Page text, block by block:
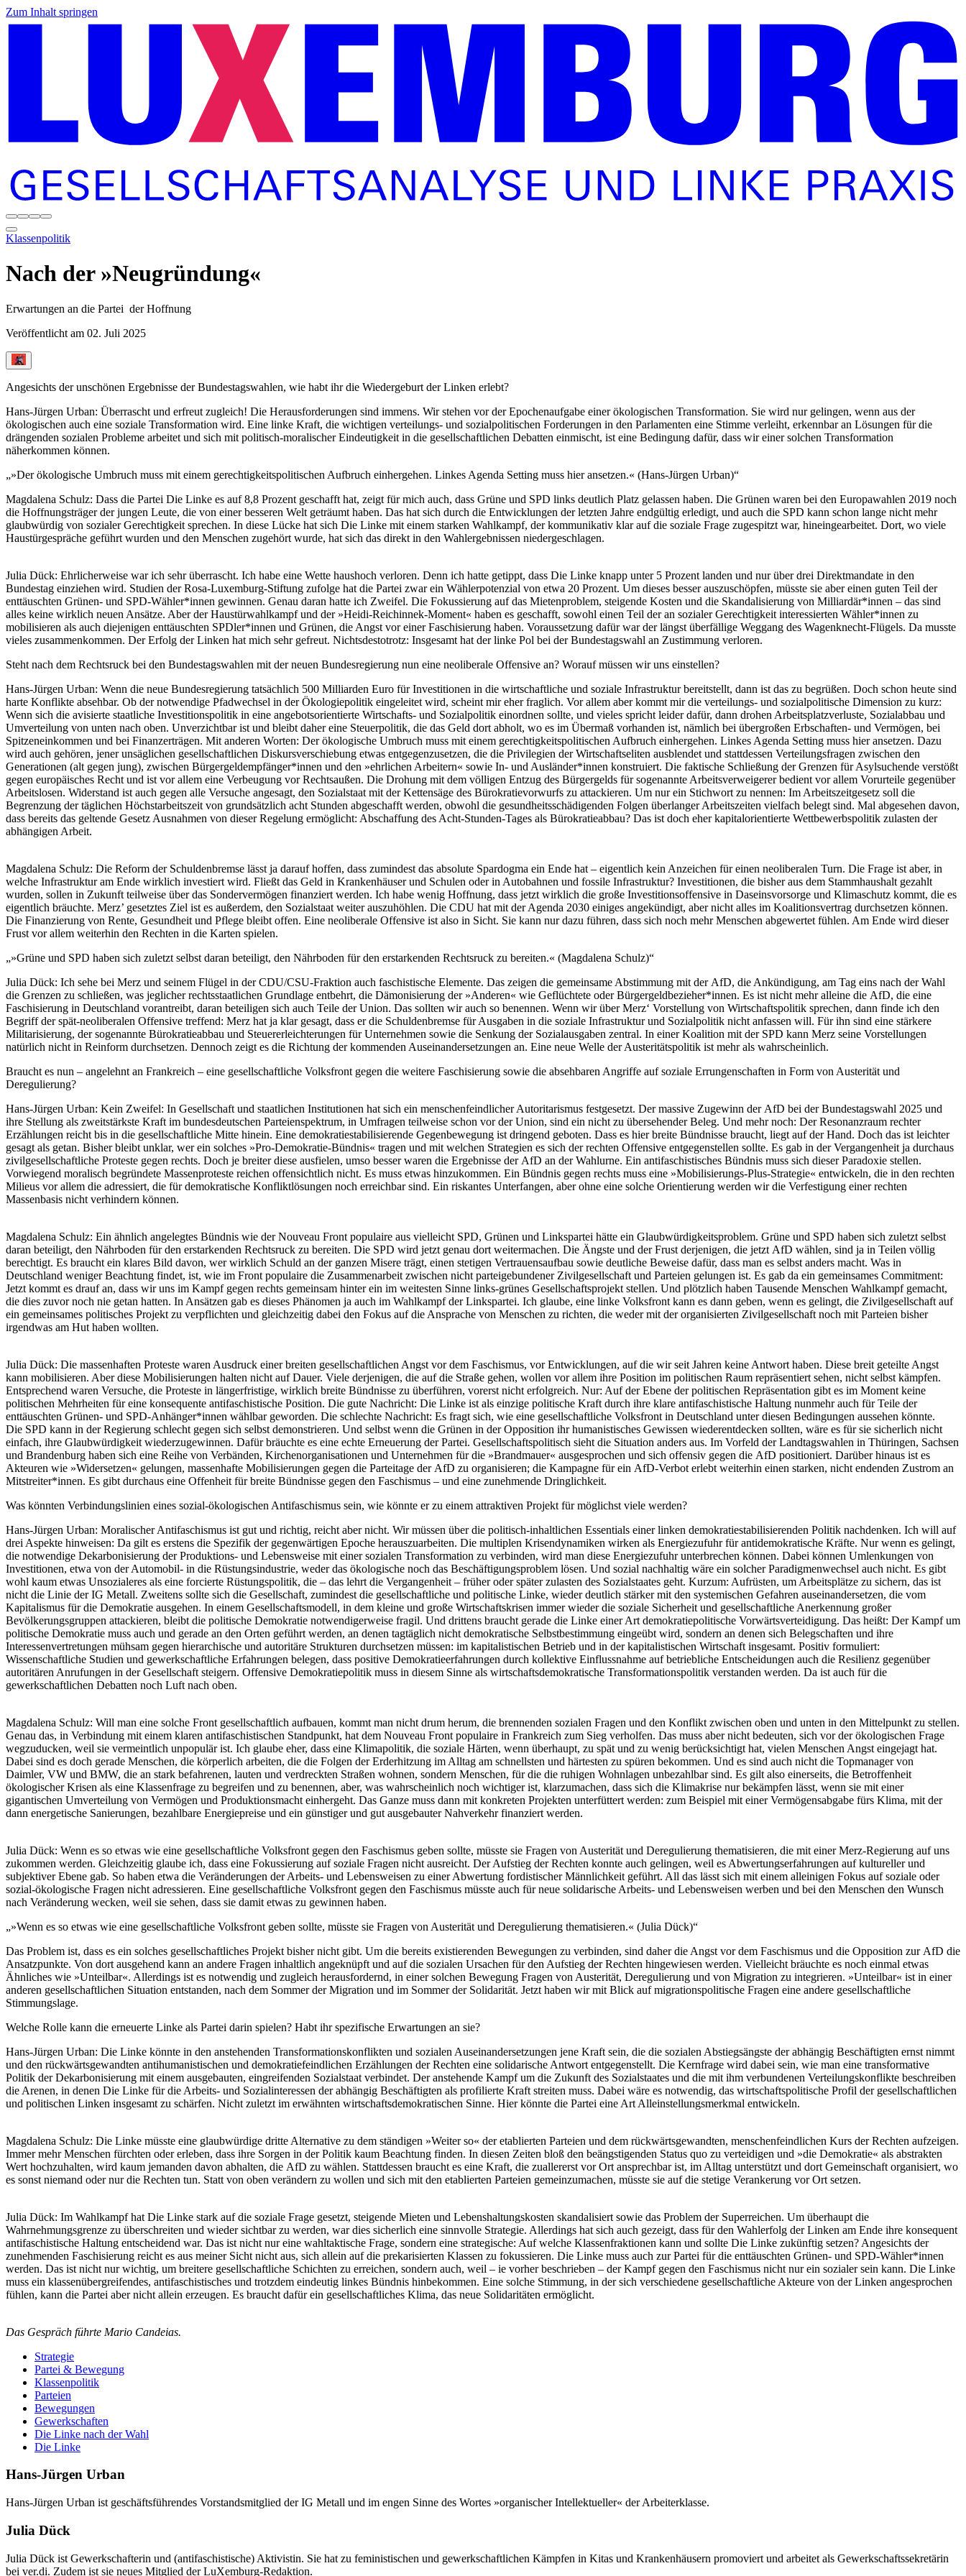
Zum Inhalt springen
Klassenpolitik
Nach der »Neugründung«
Erwartungen an die Partei der Hoffnung
Veröffentlicht am 02. Juli 2025
Angesichts der unschönen Ergebnisse der Bundestagswahlen, wie habt ihr die Wiedergeburt der Linken erlebt?
Hans-Jürgen Urban: Überrascht und erfreut zugleich! Die Herausforderungen sind immens. Wir stehen vor der Epochenaufgabe einer ökologischen Transformation. Sie wird nur gelingen, wenn aus der
ökologischen auch eine soziale Transformation wird. Eine linke Kraft, die wichtigen verteilungs- und sozialpolitischen Forderungen in den Parlamenten eine Stimme verleiht, erkennbar an Lösungen für die
drängenden sozialen Probleme arbeitet und sich mit politisch-moralischer Eindeutigkeit in die gesellschaftlichen Debatten einmischt, ist eine Bedingung dafür, dass wir einer solchen Transformation
näherkommen können.
»Der ökologische Umbruch muss mit einem gerechtigkeitspolitischen Aufbruch einhergehen. Linkes Agenda Setting muss hier ansetzen.« (Hans-Jürgen Urban)
Magdalena Schulz: Dass die Partei Die Linke es auf 8,8 Prozent geschafft hat, zeigt für mich auch, dass Grüne und SPD links deutlich Platz gelassen haben. Die Grünen waren bei den Europawahlen 2019 noch
die Hoffnungsträger der jungen Leute, die von einer besseren Welt geträumt haben. Das hat sich durch die Entwicklungen der letzten Jahre endgültig erledigt, und auch die SPD kann schon lange nicht mehr
glaubwürdig von sozialer Gerechtigkeit sprechen. In diese Lücke hat sich Die Linke mit einem starken Wahlkampf, der kommunikativ klar auf die soziale Frage zugespitzt war, hineingearbeitet. Dort, wo viele
Haustürgespräche geführt wurden und den Menschen zugehört wurde, hat sich das direkt in den Wahlergebnissen niedergeschlagen.
Julia Dück: Ehrlicherweise war ich sehr überrascht. Ich habe eine Wette haushoch verloren. Denn ich hatte getippt, dass Die Linke knapp unter 5 Prozent landen und nur über drei Direktmandate in den
Bundestag einziehen wird. Studien der Rosa-Luxemburg-Stiftung zufolge hat die Partei zwar ein Wählerpotenzial von etwa 20 Prozent. Um dieses besser auszuschöpfen, müsste sie aber einen guten Teil der
enttäuschten Grünen- und SPD-Wähler*innen gewinnen. Genau daran hatte ich Zweifel. Die Fokussierung auf das Mietenproblem, steigende Kosten und die Skandalisierung von Milliardär*innen – das sind
alles keine wirklich neuen Ansätze. Aber der Haustürwahlkampf und der »Heidi-Reichinnek-Moment« haben es geschafft, sowohl einen Teil der an sozialer Gerechtigkeit interessierten Wähler*innen zu
mobilisieren als auch diejenigen enttäuschten SPDler*innen und Grünen, die Angst vor einer Faschisierung haben. Voraussetzung dafür war der längst überfällige Weggang des Wagenknecht-Flügels. Da musste
vieles zusammenkommen. Der Erfolg der Linken hat mich sehr gefreut. Nichtsdestotrotz: Insgesamt hat der linke Pol bei der Bundestagswahl an Zustimmung verloren.
Steht nach dem Rechtsruck bei den Bundestagswahlen mit der neuen Bundesregierung nun eine neoliberale Offensive an? Worauf müssen wir uns einstellen?
Hans-Jürgen Urban: Wenn die neue Bundesregierung tatsächlich 500 Milliarden Euro für Investitionen in die wirtschaftliche und soziale Infrastruktur bereitstellt, dann ist das zu begrüßen. Doch schon heute sind
harte Konflikte absehbar. Ob der notwendige Pfadwechsel in der Ökologiepolitik eingeleitet wird, scheint mir eher fraglich. Vor allem aber kommt mir die verteilungs- und sozialpolitische Dimension zu kurz:
Wenn sich die avisierte staatliche Investitionspolitik in eine angebotsorientierte Wirtschafts- und Sozialpolitik einordnen sollte, und vieles spricht leider dafür, dann drohen Arbeitsplatzverluste, Sozialabbau und
Umverteilung von unten nach oben. Unverzichtbar ist und bleibt daher eine Steuerpolitik, die das Geld dort abholt, wo es im Übermaß vorhanden ist, nämlich bei übergroßen Erbschaften- und Vermögen, bei
Spitzeneinkommen und bei Finanzerträgen. Mit anderen Worten: Der ökologische Umbruch muss mit einem gerechtigkeitspolitischen Aufbruch einhergehen. Linkes Agenda Setting muss hier ansetzen. Dazu
wird auch gehören, jener unsäglichen gesellschaftlichen Diskursverschiebung etwas entgegenzusetzen, die die Privilegien der Wirtschaftseliten ausblendet und stattdessen Verteilungsfragen zwischen den
Generationen (alt gegen jung), zwischen Bürgergeldempfänger*innen und den »ehrlichen Arbeitern« sowie In- und Ausländer*innen konstruiert. Die faktische Schließung der Grenzen für Asylsuchende verstößt
gegen europäisches Recht und ist vor allem eine Verbeugung vor Rechtsaußen. Die Drohung mit dem völligen Entzug des Bürgergelds für sogenannte Arbeitsverweigerer bedient vor allem Vorurteile gegenüber
Arbeitslosen. Widerstand ist auch gegen alle Versuche angesagt, den Sozialstaat mit der Kettensäge des Bürokratievorwurfs zu attackieren. Um nur ein Stichwort zu nennen: Im Arbeitszeitgesetz soll die
Begrenzung der täglichen Höchstarbeitszeit von grundsätzlich acht Stunden abgeschafft werden, obwohl die gesundheitsschädigenden Folgen überlanger Arbeitszeiten vielfach belegt sind. Mal abgesehen davon,
dass bereits das geltende Gesetz Ausnahmen von dieser Regelung ermöglicht: Abschaffung des Acht-Stunden-Tages als Bürokratieabbau? Das ist doch eher kapitalorientierte Wettbewerbspolitik zulasten der
abhängigen Arbeit.
Magdalena Schulz: Die Reform der Schuldenbremse lässt ja darauf hoffen, dass zumindest das absolute Spardogma ein Ende hat – eigentlich kein Anzeichen für einen neoliberalen Turn. Die Frage ist aber, in
welche Infrastruktur am Ende wirklich investiert wird. Fließt das Geld in Krankenhäuser und Schulen oder in Autobahnen und fossile Infrastruktur? Investitionen, die bisher aus dem Stammhaushalt gezahlt
wurden, sollen in Zukunft teilweise über das Sondervermögen finanziert werden. Ich habe wenig Hoffnung, dass jetzt wirklich die große Investitionsoffensive in Daseinsvorsorge und Klimaschutz kommt, die es
eigentlich bräuchte. Merz’ gesetztes Ziel ist es außerdem, den Sozialstaat weiter auszuhöhlen. Die CDU hat mit der Agenda 2030 einiges angekündigt, aber nicht alles im Koalitionsvertrag durchsetzen können.
Die Finanzierung von Rente, Gesundheit und Pflege bleibt offen. Eine neoliberale Offensive ist also in Sicht. Sie kann nur dazu führen, dass sich noch mehr Menschen abgewertet fühlen. Am Ende wird dieser
Frust vor allem weiterhin den Rechten in die Karten spielen.
»Grüne und SPD haben sich zuletzt selbst daran beteiligt, den Nährboden für den erstarkenden Rechtsruck zu bereiten.« (Magdalena Schulz)
Julia Dück: Ich sehe bei Merz und seinem Flügel in der CDU/CSU-Fraktion auch faschistische Elemente. Das zeigen die gemeinsame Abstimmung mit der AfD, die Ankündigung, am Tag eins nach der Wahl
die Grenzen zu schließen, was jeglicher rechtsstaatlichen Grundlage entbehrt, die Dämonisierung der »Anderen« wie Geflüchtete oder Bürgergeldbezieher*innen. Es ist nicht mehr alleine die AfD, die eine
Faschisierung in Deutschland vorantreibt, daran beteiligen sich auch Teile der Union. Das sollten wir auch so benennen. Wenn wir über Merz‘ Vorstellung von Wirtschaftspolitik sprechen, dann finde ich den
Begriff der spät-neoliberalen Offensive treffend: Merz hat ja klar gesagt, dass er die Schulden­bremse für Ausgaben in die soziale Infrastruktur und Sozialpolitik nicht anfassen will. Für ihn sind eine stärkere
Militarisierung, der sogenannte Bürokratieabbau und Steuererleichterungen für Unternehmen sowie die Senkung der Sozialausgaben zentral. In einer Koalition mit der SPD kann Merz seine Vorstellungen
natürlich nicht in Reinform durchsetzen. Dennoch zeigt es die Richtung der kommenden Auseinandersetzungen an. Eine neue Welle der Austeritätspolitik ist mehr als wahrscheinlich.
Braucht es nun – angelehnt an Frankreich – eine gesellschaftliche Volksfront gegen die weitere Faschisierung sowie die absehbaren Angriffe auf soziale Errungenschaften in Form von Austerität und
Deregulierung?
Hans-Jürgen Urban: Kein Zweifel: In Gesellschaft und staatlichen Institutionen hat sich ein menschenfeindlicher Autoritarismus festgesetzt. Der massive Zugewinn der AfD bei der Bundestagswahl 2025 und
ihre Stellung als zweitstärkste Kraft im bundesdeutschen Parteienspektrum, in Umfragen teilweise schon vor der Union, sind ein nicht zu übersehender Beleg. Und mehr noch: Der Resonanzraum rechter
Erzählungen reicht bis in die gesellschaftliche Mitte hinein. Eine demokratiestabilisierende Gegenbewegung ist dringend geboten. Dass es hier breite Bündnisse braucht, liegt auf der Hand. Doch das ist leichter
gesagt als getan. Bisher bleibt unklar, wer ein solches »Pro-Demokratie-Bündnis« tragen und mit welchen Strategien es sich der rechten Offensive entgegenstellen sollte. Es gab in der Vergangenheit ja durchaus
zivilgesellschaftliche Proteste gegen rechts. Doch je breiter diese ausfielen, umso besser waren die Ergebnisse der AfD an der Wahlurne. Ein antifaschistisches Bündnis muss sich dieser Paradoxie stellen.
Vorwiegend moralisch begründete Massenproteste reichen offensichtlich nicht. Es muss etwas hinzukommen. Ein Bündnis gegen rechts muss eine »Mobilisierungs-Plus-Strategie« entwickeln, die in den rechten
Milieus vor allem die adressiert, die für demokratische Konfliktlösungen noch erreichbar sind. Ein riskantes Unterfangen, aber ohne eine solche Orientierung werden wir die Verfestigung einer rechten
Massenbasis nicht verhindern können.
Magdalena Schulz: Ein ähnlich angelegtes Bündnis wie der Nouveau Front populaire aus vielleicht SPD, Grünen und Linkspartei hätte ein Glaubwürdigkeitsproblem. Grüne und SPD haben sich zuletzt selbst
daran beteiligt, den Nährboden für den erstarkenden Rechtsruck zu bereiten. Die SPD wird jetzt genau dort weitermachen. Die Ängste und der Frust derjenigen, die jetzt AfD wählen, sind ja in Teilen völlig
berechtigt. Es braucht ein klares Bild davon, wer wirklich Schuld an der ganzen Misere trägt, einen stetigen Vertrauensaufbau sowie deutliche Beweise dafür, dass man es selbst anders macht. Was in
Deutschland weniger Beachtung findet, ist, wie im Front populaire die Zusammenarbeit zwischen nicht parteigebundener Zivilgesellschaft und Parteien gelungen ist. Es gab da ein gemeinsames Commitment:
Jetzt kommt es drauf an, dass wir uns im Kampf gegen rechts gemeinsam hinter ein im weitesten Sinne links-grünes Gesellschaftsprojekt stellen. Und plötzlich haben Tausende Menschen Wahlkampf gemacht,
die dies zuvor noch nie getan hatten. In Ansätzen gab es dieses Phänomen ja auch im Wahlkampf der Linkspartei. Ich glaube, eine linke Volksfront kann es dann geben, wenn es gelingt, die Zivilgesellschaft auf
ein gemeinsames politisches Projekt zu verpflichten und gleichzeitig dabei den Fokus auf die Ansprache von Menschen zu richten, die weder mit der organisierten Zivilgesellschaft noch mit Parteien bisher
irgendwas am Hut haben wollten.
Julia Dück: Die massenhaften Proteste waren Ausdruck einer breiten gesellschaftlichen Angst vor dem Faschismus, vor Entwicklungen, auf die wir seit Jahren keine Antwort haben. Diese breit geteilte Angst
kann mobilisieren. Aber diese Mobilisierungen halten nicht auf Dauer. Viele derjenigen, die auf die Straße gehen, wollen vor allem ihre Position im politischen Raum repräsentiert sehen, nicht selbst kämpfen.
Entsprechend waren Versuche, die Proteste in längerfristige, wirklich breite Bündnisse zu überführen, vorerst nicht erfolgreich. Nur: Auf der Ebene der politischen Repräsentation gibt es im Moment keine
politischen Mehrheiten für eine konsequente antifaschistische Position. Die gute Nachricht: Die Linke ist als einzige politische Kraft durch ihre klare antifaschistische Haltung nunmehr auch für Teile der
enttäuschten Grünen- und SPD-Anhänger*innen wählbar geworden. Die schlechte Nachricht: Es fragt sich, wie eine gesellschaftliche Volksfront in Deutschland unter diesen Bedingungen aussehen könnte.
Die SPD kann in der Regierung schlecht gegen sich selbst demonstrieren. Und selbst wenn die Grünen in der Opposition ihr humanistisches Gewissen wiederentdecken sollten, wäre es für sie sicherlich nicht
einfach, ihre Glaubwürdigkeit wiederzugewinnen. Dafür bräuchte es eine echte Erneuerung der Partei. Gesellschaftspolitisch sieht die Situation anders aus. Im Vorfeld der Landtagswahlen in Thüringen, Sachsen
und Brandenburg haben sich eine Reihe von Verbänden, Kirchenorganisationen und Unternehmen für die »Brandmauer« ausgesprochen und sich offensiv gegen die AfD positioniert. Darüber hinaus ist es
Akteuren wie »Widersetzen« gelungen, massenhafte Mobilisierungen gegen die Parteitage der AfD zu organisieren; die Kampagne für ein AfD-Verbot erlebt weiterhin einen starken, nicht endenden Zustrom an
Mitstreiter*innen. Es gibt durchaus eine Offenheit für breite Bündnisse gegen den Faschismus – und eine zunehmende Dringlichkeit.
Was könnten Verbindungslinien eines sozial-ökologischen Antifaschismus sein, wie könnte er zu einem attraktiven Projekt für möglichst viele werden?
Hans-Jürgen Urban: Moralischer Antifaschismus ist gut und richtig, reicht aber nicht. Wir müssen über die politisch-inhaltlichen Essentials einer linken demokratiestabilisierenden Politik nachdenken. Ich will auf
drei Aspekte hinweisen: Da gilt es erstens die Spezifik der gegenwärtigen Epoche herauszuarbeiten. Die multiplen Krisendynamiken wirken als Energiezufuhr für antidemokratische Kräfte. Nur wenn es gelingt,
die notwendige Dekarbonisierung der Produktions- und Lebensweise mit einer sozialen Transformation zu verbinden, wird man diese Energiezufuhr unterbrechen können. Dabei können Umlenkungen von
Investitionen, etwa von der Automobil- in die Rüstungsindustrie, weder das ökologische noch das Beschäftigungsproblem lösen. Und sozial nachhaltig wäre ein solcher Paradigmenwechsel auch nicht. Es gibt
wohl kaum etwas Unsozialeres als eine forcierte Rüstungspolitik, die – das lehrt die Vergangenheit – früher oder später zulasten des Sozialstaates geht. Kurzum: Aufrüsten, um Arbeitsplätze zu sichern, das ist
nicht die Linie der IG Metall. Zweitens sollte sich die Gesellschaft, zumindest die gesellschaftliche und politische Linke, wieder deutlich stärker mit den systemischen Gefahren auseinandersetzen, die vom
Kapitalismus für die Demokratie ausgehen. In einem Gesellschaftsmodell, in dem kleine und große Wirtschaftskrisen immer wieder die soziale Sicherheit und gesellschaftliche Anerkennung großer
Bevölkerungsgruppen attackieren, bleibt die politische Demokratie notwendigerweise fragil. Und drittens braucht gerade die Linke einer Art demokratiepolitische Vorwärtsverteidigung. Das heißt: Der Kampf um
politische Demokratie muss auch und gerade an den Orten geführt werden, an denen tagtäglich nicht demokratische Selbstbestimmung eingeübt wird, sondern an denen sich Belegschaften und ihre
Interessenvertretungen mühsam gegen hierarchische und autoritäre Strukturen durchsetzen müssen: im kapitalistischen Betrieb und in der kapitalistischen Wirtschaft insgesamt. Positiv formuliert:
Wissenschaftliche Studien und gewerkschaftliche Erfahrungen belegen, dass positive Demokratieerfahrungen durch kollektive Einflussnahme auf betriebliche Entscheidungen auch die Resilienz gegenüber
autoritären Anrufungen in der Gesellschaft steigern. Offensive Demokratiepolitik muss in diesem Sinne als wirtschaftsdemokratische Transformationspolitik verstanden werden. Da ist auch für die
gewerkschaftlichen Debatten noch Luft nach oben.
Magdalena Schulz: Will man eine solche Front gesellschaftlich aufbauen, kommt man nicht drum herum, die brennenden sozialen Fragen und den Konflikt zwischen oben und unten in den Mittelpunkt zu stellen.
Genau das, in Verbindung mit einem klaren antifaschistischen Standpunkt, hat dem Nouveau Front populaire in Frankreich zum Sieg verholfen. Das muss aber nicht bedeuten, sich vor der ökologischen Frage
wegzuducken, weil sie vermeintlich unpopulär ist. Ich glaube eher, dass eine Klimapolitik, die soziale Härten, wenn überhaupt, zu spät und zu wenig berücksichtigt hat, vielen Menschen Angst eingejagt hat.
Dabei sind es doch gerade Menschen, die körperlich arbeiten, die die Folgen der Erderhitzung im Alltag am schnellsten und härtesten zu spüren bekommen. Und es sind auch nicht die Topmanager von
Daimler, VW und BMW, die an stark befahrenen, lauten und verdreckten Straßen wohnen, sondern Menschen, für die die ruhigen Wohnlagen unbezahlbar sind. Es gilt also einerseits, die Betroffenheit
ökologischer Krisen als eine Klassenfrage zu begreifen und zu benennen, aber, was wahrscheinlich noch wichtiger ist, klarzumachen, dass sich die Klimakrise nur bekämpfen lässt, wenn sie mit einer
gigantischen Umverteilung von Vermögen und Produktionsmacht einhergeht. Das Ganze muss dann mit konkreten Projekten unterfüttert werden: zum Beispiel mit einer Vermögensabgabe fürs Klima, mit der
dann energetische Sanierungen, bezahlbare Energiepreise und ein günstiger und gut ausgebauter Nahverkehr finanziert werden.
Julia Dück: Wenn es so etwas wie eine gesellschaftliche Volksfront gegen den Faschismus geben sollte, müsste sie Fragen von Austerität und Deregulierung thematisieren, die mit einer Merz-Regierung auf uns
zukommen werden. Gleichzeitig glaube ich, dass eine Fokussierung auf soziale Fragen nicht ausreicht. Der Aufstieg der Rechten konnte auch gelingen, weil es Abwertungserfahrungen auf kultureller und
subjektiver Ebene gab. So haben etwa die Veränderungen der Arbeits- und Lebensweisen zu einer Abwertung fordistischer Männlichkeit geführt. All das lässt sich mit einem alleinigen Fokus auf soziale oder
sozial-ökologische Fragen nicht adressieren. Eine gesellschaftliche Volksfront gegen den Faschismus müsste auch für neue solidarische Arbeits- und Lebensweisen werben und bei den Menschen den Wunsch
nach Veränderung wecken, weil sie sehen, dass sie damit etwas zu gewinnen haben.
»Wenn es so etwas wie eine gesellschaftliche Volksfront geben sollte, müsste sie Fragen von Austerität und Deregulierung thematisieren.« (Julia Dück)
Das Problem ist, dass es ein solches gesellschaftliches Projekt bisher nicht gibt. Um die bereits existierenden Bewegungen zu verbinden, sind daher die Angst vor dem Faschismus und die Opposition zur AfD die
Ansatzpunkte. Von dort ausgehend kann an andere Fragen inhaltlich angeknüpft und auf die sozialen Ursachen für den Aufstieg der Rechten hingewiesen werden. Vielleicht bräuchte es noch einmal etwas
Ähnliches wie »Unteilbar«. Allerdings ist es notwendig und zugleich herausfordernd, in einer solchen Bewegung Fragen von Austerität, Deregulierung und von Migration zu integrieren. »Unteilbar« ist in einer
anderen gesellschaftlichen Situation entstanden, nach dem Sommer der Migration und im Sommer der Solidarität. Jetzt haben wir mit Blick auf migrationspolitische Fragen eine andere gesellschaftliche
Stimmungslage.
Welche Rolle kann die erneuerte Linke als Partei darin spielen? Habt ihr spezifische Erwartungen an sie?
Hans-Jürgen Urban: Die Linke könnte in den anstehenden Transformationskonflikten und sozialen Auseinandersetzungen jene Kraft sein, die die sozialen Abstiegsängste der abhängig Beschäftigten ernst nimmt
und den rückwärtsgewandten antihumanistischen und demokratiefeindlichen Erzählungen der Rechten eine solidarische Antwort entgegenstellt. Die Kernfrage wird dabei sein, wie man eine transformative
Politik der Dekarbonisierung mit einem ausgebauten, eingreifenden Sozialstaat verbindet. Der anstehende Kampf um die Zukunft des Sozialstaates und die mit ihm verbundenen Verteilungskonflikte beschreiben
die Arenen, in denen Die Linke für die Arbeits- und Sozialinteressen der abhängig Beschäftigten als profilierte Kraft streiten muss. Dabei wäre es notwendig, das wirtschaftspolitische Profil der gesellschaftlichen
und politischen Linken insgesamt zu schärfen. Nicht zuletzt im erwähnten wirtschaftsdemokratischen Sinne. Hier könnte die Partei eine Art Alleinstellungsmerkmal entwickeln.
Magdalena Schulz: Die Linke müsste eine glaubwürdige dritte Alternative zu dem ständigen »Weiter so« der etablierten Parteien und dem rückwärtsgewandten, menschenfeindlichen Kurs der Rechten aufzeigen.
Immer mehr Menschen fürchten oder erleben, dass ihre Sorgen in der Politik kaum Beachtung finden. In diesen Zeiten bloß den beängstigenden Status quo zu verteidigen und »die Demokratie« als abstrakten
Wert hochzuhalten, wird kaum jemanden davon abhalten, die AfD zu wählen. Stattdessen braucht es eine Kraft, die zuallererst vor Ort ansprechbar ist, im Alltag unterstützt und dort Gemeinschaft organisiert, wo
es sonst niemand oder nur die Rechten tun. Statt von oben verändern zu wollen und sich mit den etablierten Parteien gemeinzumachen, müsste sie auf die stetige Verankerung vor Ort setzen.
Julia Dück: Im Wahlkampf hat Die Linke stark auf die soziale Frage gesetzt, steigende Mieten und Lebenshaltungskosten skandalisiert sowie das Problem der Superreichen. Um überhaupt die
Wahrnehmungsgrenze zu überschreiten und wieder sichtbar zu werden, war dies sicherlich eine sinnvolle Strategie. Allerdings hat sich auch gezeigt, dass für den Wahlerfolg der Linken am Ende ihre konsequent
antifaschistische Haltung entscheidend war. Das ist nicht nur eine wahltaktische Frage, sondern eine strategische: Auf welche Klassenfraktionen kann und sollte Die Linke zukünftig setzen? Angesichts der
zunehmenden Faschisierung reicht es aus meiner Sicht nicht aus, sich allein auf die prekarisierten Klassen zu fokussieren. Die Linke muss auch zur Partei für die enttäuschten Grünen- und SPD-Wähler*innen
werden. Das ist nicht nur wichtig, um breitere gesellschaftliche Schichten zu erreichen, sondern auch, weil – ie vorher beschrieben – der Kampf gegen den Faschismus nicht nur ein sozialer sein kann. Die Linke
muss ein klassenübergreifendes, antifaschistisches und trotzdem eindeutig linkes Bündnis hinbekommen. Eine solche Stimmung, in der sich verschiedene gesellschaftliche Akteure von der Linken angesprochen
fühlen, kann die Partei aber nicht allein erzeugen. Es braucht dafür ein gesellschaftliches Klima, das neue Solidaritäten ermöglicht.
Das Gespräch führte Mario Candeias.
Strategie
Partei & Bewegung
Klassenpolitik
Parteien
Bewegungen
Gewerkschaften
Die Linke nach der Wahl
Die Linke
Hans-Jürgen Urban
Hans-Jürgen Urban ist geschäftsführendes Vorstandsmitglied der IG Metall und im engen Sinne des Wortes »organischer Intellektueller« der Arbeiterklasse.
Julia Dück
Julia Dück ist Gewerkschafterin und (antifaschistische) Aktivistin. Sie hat zu feministischen und gewerkschaftlichen Kämpfen in Kitas und Krankenhäusern promoviert und arbeitet als Gewerkschaftssekretärin
bei ver.di. Zudem ist sie neues Mitglied der LuXemburg-Redaktion.